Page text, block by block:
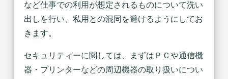
など仕事での利用が想定されるものについて洗い
出しを行い、私用との混同を避けるようにしてお
きます。
セキュリティーに関しては、まずはＰＣや通信機
器・プリンターなどの周辺機器の取り扱いについ